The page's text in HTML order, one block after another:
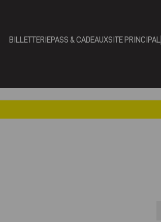
BILLETTERIEPASS & CADEAUXSITE PRINCIPAL